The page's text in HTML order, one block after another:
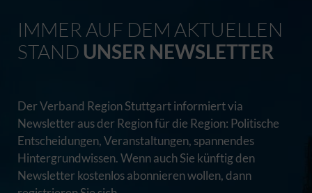
IMMER AUF DEM AKTUELLEN
STAND UNSER NEWSLETTER
Der Verband Region Stuttgart informiert via
Newsletter aus der Region für die Region: Politische
Entscheidungen, Veranstaltungen, spannendes
Hintergrundwissen. Wenn auch Sie künftig den
Newsletter kostenlos abonnieren wollen, dann